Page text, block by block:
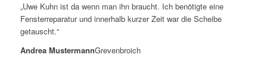
„Uwe Kuhn ist da wenn man ihn braucht. Ich benötigte eine
Fensterreparatur und innerhalb kurzer Zeit war die Scheibe
getauscht.“
Andrea MustermannGrevenbroich